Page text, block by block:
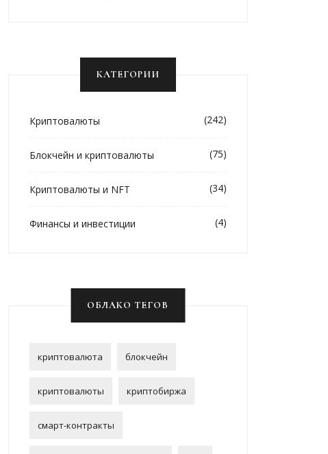
КАТЕГОРИИ
Криптовалюты (242)
Блокчейн и криптовалюты (75)
Криптовалюты и NFT (34)
Финансы и инвестиции (4)
ОБЛАКО ТЕГОВ
криптовалюта блокчейн
криптовалюты криптобиржа
смарт-контракты